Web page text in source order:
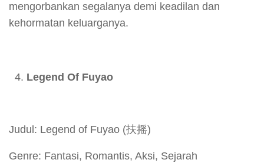
mengorbankan segalanya demi keadilan dan
kehormatan keluarganya.
Legend Of Fuyao
Judul: Legend of Fuyao (扶摇)
Genre: Fantasi, Romantis, Aksi, Sejarah